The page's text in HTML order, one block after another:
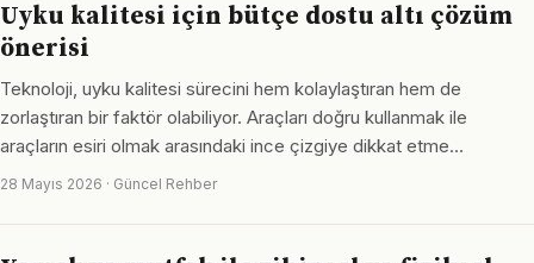
Uyku kalitesi için bütçe dostu altı çözüm
önerisi
Teknoloji, uyku kalitesi sürecini hem kolaylaştıran hem de
zorlaştıran bir faktör olabiliyor. Araçları doğru kullanmak ile
araçların esiri olmak arasındaki ince çizgiye dikkat etme…
28 Mayıs 2026 · Güncel Rehber